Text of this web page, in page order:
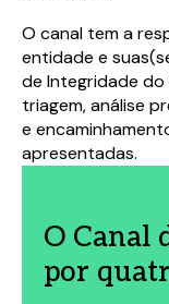
Campos com *
Eu concordo
de acordo com a
Campos com *
Eu concordo
de acordo com a
O canal tem a
entidade e
de Integridade
triagem, análise
e
apresentadas.
O Canal
por